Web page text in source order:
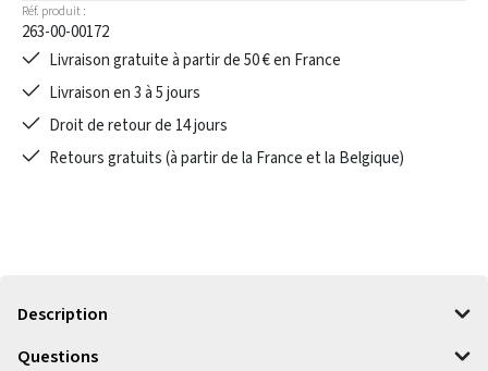
Réf. produit :
263-00-00172
Livraison gratuite à partir de 50 € en France
Livraison en 3 à 5 jours
Droit de retour de 14 jours
Retours gratuits (à partir de la France et la Belgique)
Description
Questions